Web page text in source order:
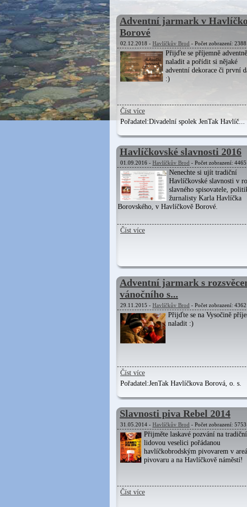
Adventní jarmark v
Borové
02.12.2018 - Havlíčkův Brod - Počet zobrazení: 2388
Přijďte se příjemně adventně
naladit a pořídit si nějaké
adventní dekorace či první
:)
Číst více
Pořadatel:Divadelní spolek JenTak Havlíč...
Havlíčkovské slavnosti 2016
01.09.2016 - Havlíčkův Brod - Počet zobrazení: 4465
Nenechte si ujít tradiční
Havlíčkovské slavnosti v
slavného spisovatele,
žurnalisty Karla Havlíčka
Borovského, v Havlíčkově Borové.
Číst více
Adventní jarmark s
vánočního s...
29.11.2015 - Havlíčkův Brod - Počet zobrazení: 4362
Přijďte se na Vysočině
naladit :)
Číst více
Pořadatel:JenTak Havlíčkova Borová, o. s.
Slavnosti piva Rebel 2014
31.05.2014 - Havlíčkův Brod - Počet zobrazení: 5753
Přijměte laskavé pozvání na tradiční
lidovou veselici pořádanou
havlíčkobrodským pivovarem v
pivovaru a na Havlíčkově náměstí!
Číst více